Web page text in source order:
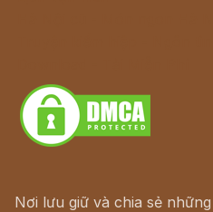
Nơi lưu giữ và chia sẻ